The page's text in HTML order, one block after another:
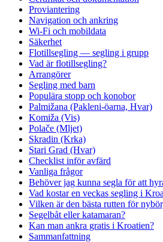
Proviantering
Navigation och ankring
Wi-Fi och mobildata
Säkerhet
Flotillsegling — segling i grupp
Vad är flotillsegling?
Arrangörer
Segling med barn
Populära stopp och konobor
Palmižana (Pakleni-öarna, Hvar)
Komiža (Vis)
Polače (Mljet)
Skradin (Krka)
Stari Grad (Hvar)
Checklist inför avfärd
Vanliga frågor
Behöver jag kunna segla för att
Vad kostar en veckas segling i
Vilken är den bästa rutten för
Segelbåt eller katamaran?
Kan man ankra gratis i Kroatien?
Sammanfattning